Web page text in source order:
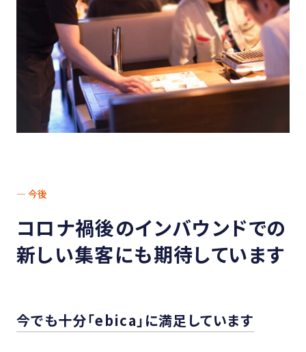
— 今後
コロナ禍後のインバウンドでの
新しい集客にも期待しています
今でも十分「ebica」に満足しています